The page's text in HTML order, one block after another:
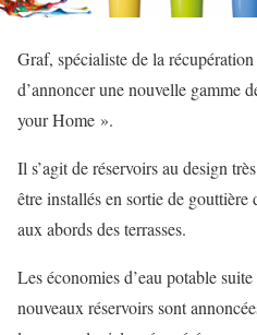
Graf, spécialiste de la
d’annoncer une nouvelle gamme
your Home ».
Il s’agit de réservoirs au design
être installés en sortie de
aux abords des terrasses.
Les économies d’eau potable
nouveaux réservoirs sont